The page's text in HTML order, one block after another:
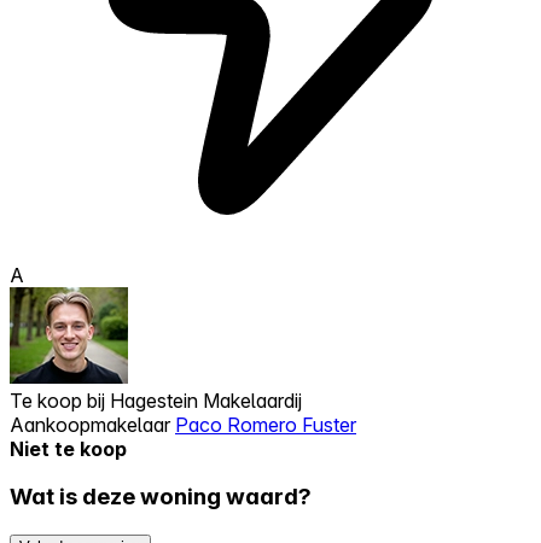
A
Te koop bij Hagestein Makelaardij
Aankoopmakelaar Paco Romero Fuster
Niet te koop
Wat is deze woning waard?